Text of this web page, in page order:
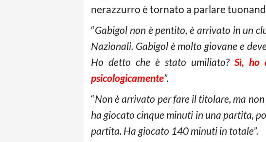
nerazzurro è tornato a parlare
“Gabigol non è pentito, è arrivato in un
Nazionali. Gabigol è molto giovane e
Ho detto che è stato umiliato? Sì, ho
psicologicamente”.
“Non è arrivato per fare il titolare, ma
ha giocato cinque minuti in una partita,
partita. Ha giocato 140 minuti in totale”.